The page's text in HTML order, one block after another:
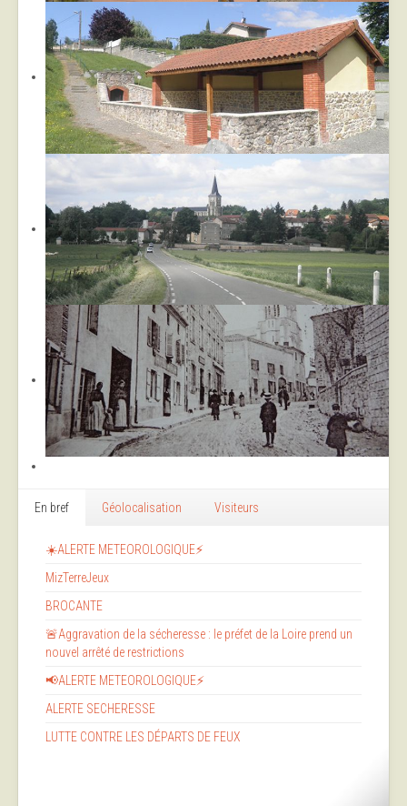
En bref Géolocalisation Visiteurs
☀️ALERTE METEOROLOGIQUE⚡
MizTerreJeux
BROCANTE
🚨Aggravation de la sécheresse : le préfet de la Loire prend un
nouvel arrêté de restrictions
📢ALERTE METEOROLOGIQUE⚡
ALERTE SECHERESSE
LUTTE CONTRE LES DÉPARTS DE FEUX